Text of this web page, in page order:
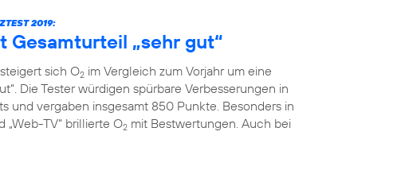
2019:
Gesamturteil „sehr gut“
sich O2 im Vergleich zum Vorjahr um eine
Die Tester würdigen spürbare Verbesserungen in
und vergaben insgesamt 850 Punkte. Besonders in
„Web-TV“ brillierte O2 mit Bestwertungen. Auch bei